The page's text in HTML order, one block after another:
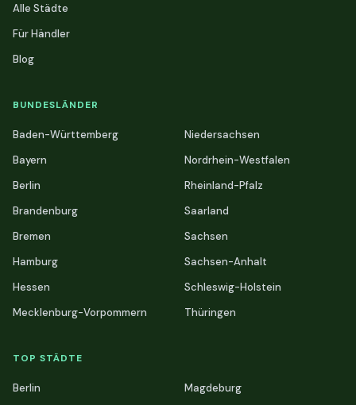
Alle Städte
Für Händler
Blog
BUNDESLÄNDER
Baden-Württemberg
Bayern
Berlin
Brandenburg
Bremen
Hamburg
Hessen
Mecklenburg-Vorpommern
Niedersachsen
Nordrhein-Westfalen
Rheinland-Pfalz
Saarland
Sachsen
Sachsen-Anhalt
Schleswig-Holstein
Thüringen
TOP STÄDTE
Berlin
Magdeburg